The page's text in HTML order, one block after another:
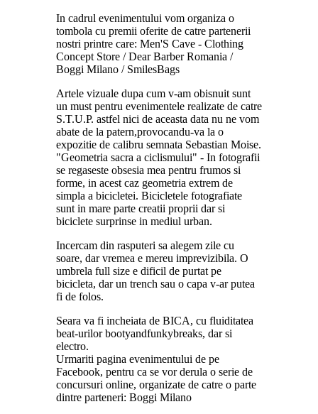
In cadrul evenimentului vom organiza o
tombola cu premii oferite de catre partenerii
nostri printre care: Men'S Cave - Clothing
Concept Store / Dear Barber Romania /
Boggi Milano / SmilesBags
Artele vizuale dupa cum v-am obisnuit sunt
un must pentru evenimentele realizate de catre
S.T.U.P. astfel nici de aceasta data nu ne vom
abate de la patern,provocandu-va la o
expozitie de calibru semnata Sebastian Moise.
"Geometria sacra a ciclismului" - In fotografii
se regaseste obsesia mea pentru frumos si
forme, in acest caz geometria extrem de
simpla a bicicletei. Bicicletele fotografiate
sunt in mare parte creatii proprii dar si
biciclete surprinse in mediul urban.
Incercam din rasputeri sa alegem zile cu
soare, dar vremea e mereu imprevizibila. O
umbrela full size e dificil de purtat pe
bicicleta, dar un trench sau o capa v-ar putea
fi de folos.
Seara va fi incheiata de BICA, cu fluiditatea
beat-urilor bootyandfunkybreaks, dar si
electro.
Urmariti pagina evenimentului de pe
Facebook, pentru ca se vor derula o serie de
concursuri online, organizate de catre o parte
dintre parteneri: Boggi Milano